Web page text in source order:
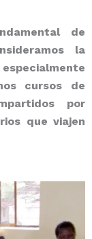
de
la
cursos de
por
que viajen